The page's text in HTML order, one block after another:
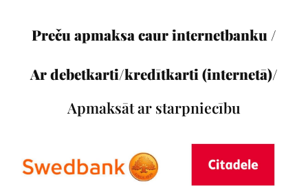
Preču apmaksa caur internetbanku /
Ar debetkarti/kredītkarti (internetā)/
Apmaksāt ar starpniecību